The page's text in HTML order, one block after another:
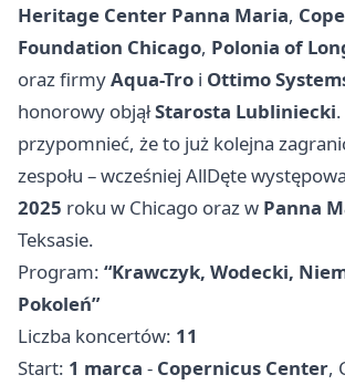
Heritage Center Panna Maria,
Foundation Chicago, Polonia of
oraz firmyAqua-Tro i Ottimo
honorowy objąłStarosta Lubliniecki
przypomnieć, że to już kolejna
zespołu – wcześniej AllDęte
2025 roku w Chicago oraz w Panna
Teksasie.
Program: “Krawczyk, Wodecki,
Pokoleń”
Liczba koncertów: 11
Start: 1 marca - Copernicus Center,